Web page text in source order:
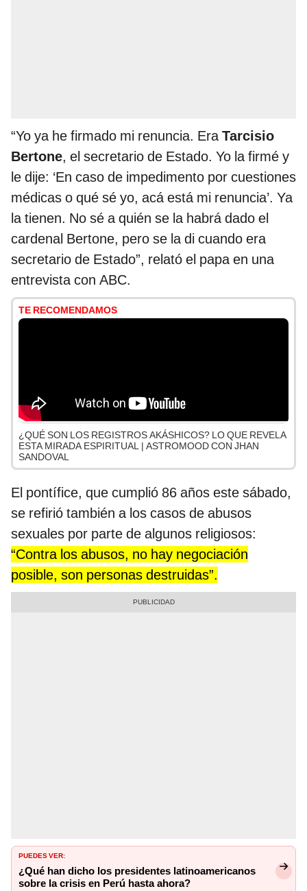
“Yo ya he firmado mi renuncia. EraTarcisio
Bertone, el secretario de Estado. Yo la firmé y
le dije: ‘En caso de impedimento por cuestiones
médicas o qué sé yo, acá está mi renuncia’. Ya
la tienen. No sé a quién se la habrá dado el
cardenal Bertone, pero se la di cuando era
secretario de Estado”, relató el papa en una
entrevista con ABC.
TE RECOMENDAMOS
¿QUÉ SON LOS REGISTROS AKÁSHICOS? LO QUE REVELA
ESTA MIRADA ESPIRITUAL | ASTROMOOD CON JHAN
SANDOVAL
El pontífice, que cumplió 86 años este sábado,
se refirió también a los casos de abusos
sexuales por parte de algunos religiosos:
“Contra los abusos, no hay negociación
posible, son personas destruidas”.
PUEDES VER:
¿Qué han dicho los presidentes latinoamericanos
sobre la crisis en Perú hasta ahora?